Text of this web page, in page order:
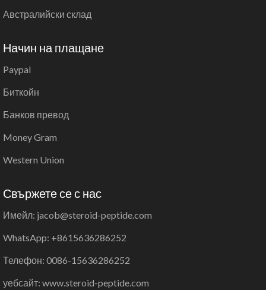
Австралийски склад
Начин на плащане
Paypal
Биткойн
Банков превод
Money Gram
Western Union
Свържете се с нас
Имейл: jacob@steroid-peptide.com
WhatsApp: +8615636286252
Телефон: 0086-15636286252
уебсайт: www.steroid-peptide.com